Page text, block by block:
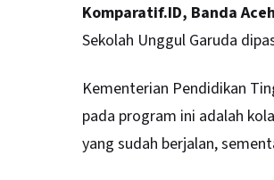
Komparatif.ID, Banda
Sekolah Unggul Garuda
Kementerian Pendidikan
pada program ini adalah
yang sudah berjalan,